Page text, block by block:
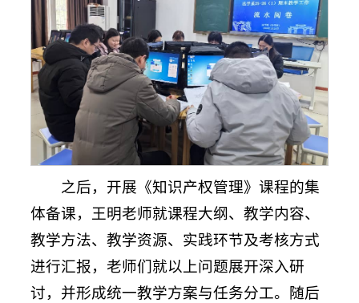
之后，开展《知识产权管理》课程的集
体备课，王明老师就课程大纲、教学内容、
教学方法、教学资源、实践环节及考核方式
进行汇报，老师们就以上问题展开深入研
讨，并形成统一教学方案与任务分工。随后